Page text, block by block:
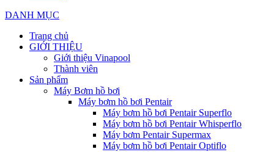
DANH MỤC
Trang chủ
GIỚI THIỆU
Giới thiệu Vinapool
Thành viên
Sản phẩm
Máy Bơm hồ bơi
Máy bơm hồ bơi Pentair
Máy bơm hồ bơi Pentair Superflo
Máy bơm hồ bơi Pentair Whisperflo
Máy bơm Pentair Supermax
Máy bơm hồ bơi Pentair Optiflo